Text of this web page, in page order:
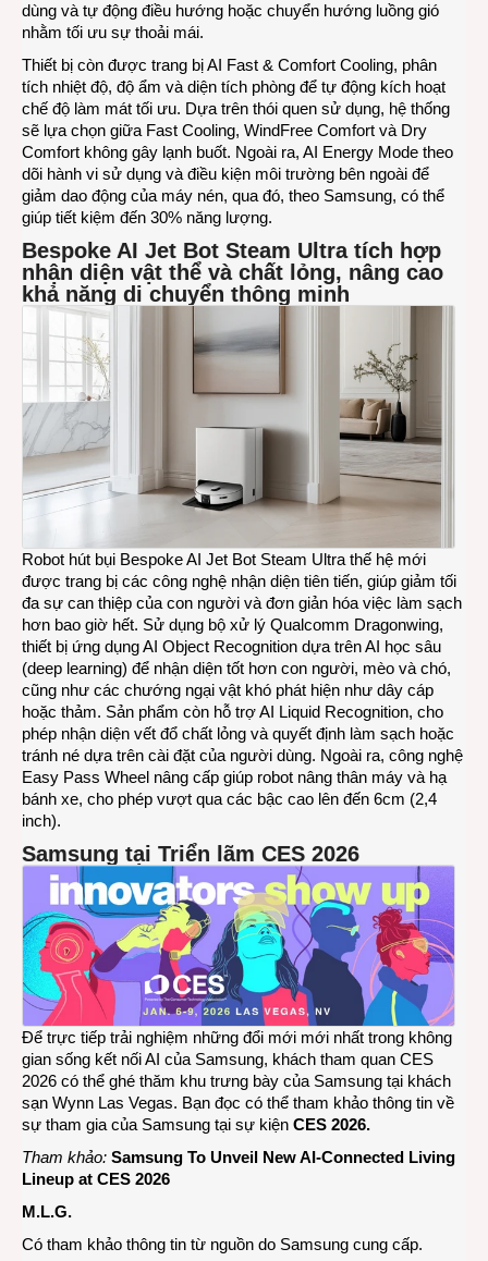
dùng và tự động điều hướng hoặc chuyển hướng luồng gió
nhằm tối ưu sự thoải mái.
Thiết bị còn được trang bị AI Fast & Comfort Cooling, phân
tích nhiệt độ, độ ẩm và diện tích phòng để tự động kích hoạt
chế độ làm mát tối ưu. Dựa trên thói quen sử dụng, hệ thống
sẽ lựa chọn giữa Fast Cooling, WindFree Comfort và Dry
Comfort không gây lạnh buốt. Ngoài ra, AI Energy Mode theo
dõi hành vi sử dụng và điều kiện môi trường bên ngoài để
giảm dao động của máy nén, qua đó, theo Samsung, có thể
giúp tiết kiệm đến 30% năng lượng.
Bespoke AI Jet Bot Steam Ultra tích hợp
nhận diện vật thể và chất lỏng, nâng cao
khả năng di chuyển thông minh
Robot hút bụi Bespoke AI Jet Bot Steam Ultra thế hệ mới
được trang bị các công nghệ nhận diện tiên tiến, giúp giảm tối
đa sự can thiệp của con người và đơn giản hóa việc làm sạch
hơn bao giờ hết. Sử dụng bộ xử lý Qualcomm Dragonwing,
thiết bị ứng dụng AI Object Recognition dựa trên AI học sâu
(deep learning) để nhận diện tốt hơn con người, mèo và chó,
cũng như các chướng ngại vật khó phát hiện như dây cáp
hoặc thảm. Sản phẩm còn hỗ trợ AI Liquid Recognition, cho
phép nhận diện vết đổ chất lỏng và quyết định làm sạch hoặc
tránh né dựa trên cài đặt của người dùng. Ngoài ra, công nghệ
Easy Pass Wheel nâng cấp giúp robot nâng thân máy và hạ
bánh xe, cho phép vượt qua các bậc cao lên đến 6cm (2,4
inch).
Samsung tại Triển lãm CES 2026
Để trực tiếp trải nghiệm những đổi mới mới nhất trong không
gian sống kết nối AI của Samsung, khách tham quan CES
2026 có thể ghé thăm khu trưng bày của Samsung tại khách
sạn Wynn Las Vegas. Bạn đọc có thể tham khảo thông tin về
sự tham gia của Samsung tại sự kiện CES 2026.
Tham khảo: Samsung To Unveil New AI-Connected Living
Lineup at CES 2026
M.L.G.
Có tham khảo thông tin từ nguồn do Samsung cung cấp.